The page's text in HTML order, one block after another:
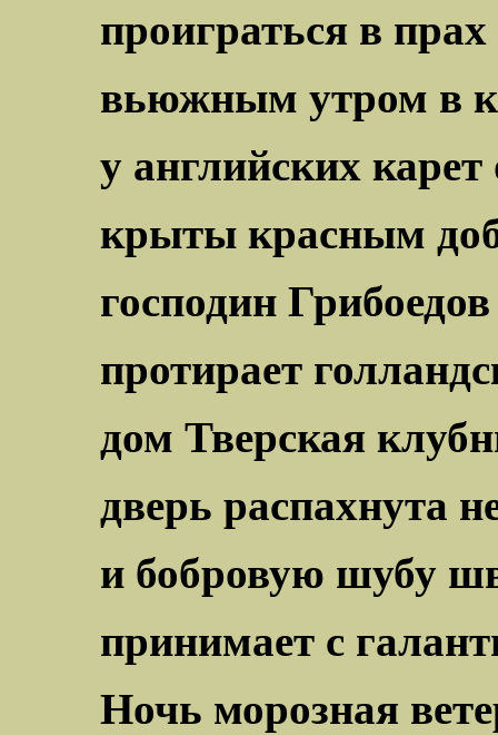
проиграться в
вьюжным утром в
у английских
крыты красным
господин
протирает
дом Тверская
дверь распахнута
и бобровую шубу
принимает с
Ночь морозная